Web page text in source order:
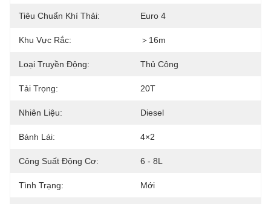
Tiêu Chuẩn Khí Thải: Euro 4
Khu Vực Rắc: ＞16m
Loại Truyền Động: Thủ Công
Tải Trọng: 20T
Nhiên Liệu: Diesel
Bánh Lái: 4×2
Công Suất Động Cơ: 6 - 8L
Tình Trạng: Mới